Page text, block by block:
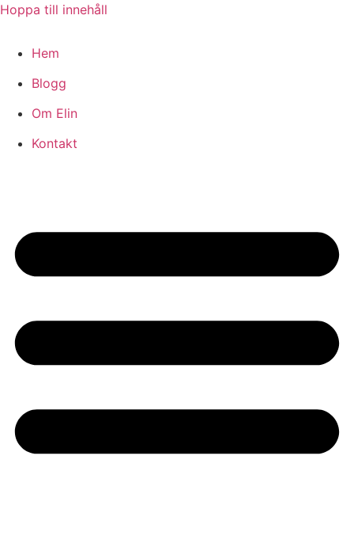
Hoppa till innehåll
Hem
Blogg
Om Elin
Kontakt